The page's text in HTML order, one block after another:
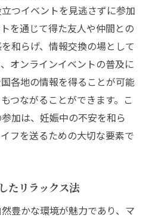
つイベントを見逃さずに参加
を通じて得た友人や仲間との
和らげ、情報交換の場として
オンラインイベントの普及に
各地の情報を得ることが可能
つながることができます。こ
加は、妊娠中の不安を和ら
フを送るための大切な要素で
たリラックス法
豊かな環境が魅力であり、マ